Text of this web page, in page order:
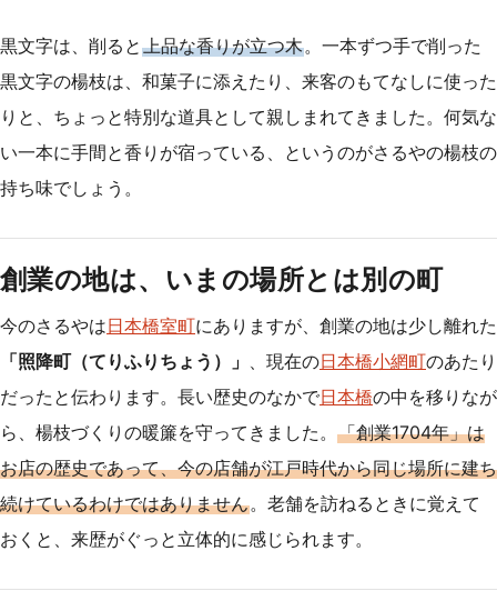
黒文字は、削ると上品な香りが立つ木。一本ずつ手で削った
黒文字の楊枝は、和菓子に添えたり、来客のもてなしに使った
りと、ちょっと特別な道具として親しまれてきました。何気な
い一本に手間と香りが宿っている、というのがさるやの楊枝の
持ち味でしょう。
創業の地は、いまの場所とは別の町
今のさるやは日本橋室町にありますが、創業の地は少し離れた
「照降町（てりふりちょう）」
、現在の日本橋小網町のあたり
だったと伝わります。長い歴史のなかで日本橋の中を移りなが
ら、楊枝づくりの暖簾を守ってきました。 「創業1704年」は
お店の歴史であって、今の店舗が江戸時代から同じ場所に建ち
続けているわけではありません。老舗を訪ねるときに覚えて
おくと、来歴がぐっと立体的に感じられます。